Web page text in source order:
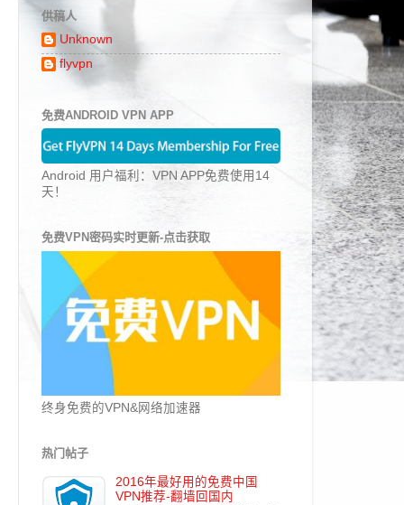
供稿人
Unknown
flyvpn
免费ANDROID VPN APP
Android 用户福利：VPN APP免费使用14
天！
免费VPN密码实时更新-点击获取
终身免费的VPN&网络加速器
热门帖子
2016年最好用的免费中国
VPN推荐-翻墙回国内